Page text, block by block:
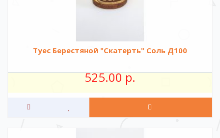
Туес Берестяной "Скатерть" Соль Д100
525.00 р.